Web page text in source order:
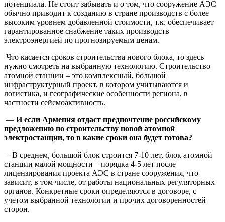
потенциала. Не стоит забывать и о том, что сооружение АЭС
обычно приводит к созданию в стране производств с более
высоким уровнем добавленной стоимости, т.к. обеспечивает
гарантированное снабжение таких производств
электроэнергией по прогнозируемым ценам.
Что касается сроков строительства нового блока, то здесь
нужно смотреть на выбранную технологию. Строительство
атомной станции – это комплексный, большой
инфраструктурный проект, в котором учитываются и
логистика, и географические особенности региона, в
частности сейсмоактивность.
— И если Армения отдаст предпочтение российскому
предложению по строительству новой атомной
электростанции, то в какие сроки она будет готова?
– В среднем, большой блок строится 7-10 лет, блок атомной
станции малой мощности – порядка 4-5 лет после
лицензирования проекта АЭС в стране сооружения, что
зависит, в том числе, от работы национальных регуляторных
органов. Конкретные сроки определяются в договоре, с
учетом выбранной технологии и прочих договоренностей
сторон.